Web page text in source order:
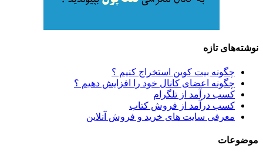
نوشته‌های تازه
چگونه بیت کوین استخراج کنیم ؟
چگونه اعضای کانال خود را افزایش دهیم ؟
کسب درآمد از تلگرام
کسب درآمد از فروش کتاب
معرفی سایت های خرید و فروش آنلاین
موضوعات